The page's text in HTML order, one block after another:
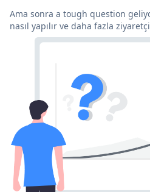
Ama sonra a tough question
nasıl yapılır ve daha fazla